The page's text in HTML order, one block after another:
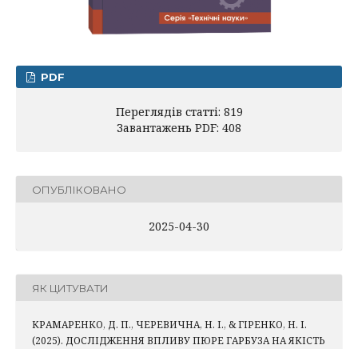
PDF
Переглядів статті: 819
Завантажень PDF: 408
ОПУБЛІКОВАНО
2025-04-30
ЯК ЦИТУВАТИ
КРАМАРЕНКО, Д. П., ЧЕРЕВИЧНА, Н. І., & ГІРЕНКО, Н. І.
(2025). ДОСЛІДЖЕННЯ ВПЛИВУ ПЮРЕ ГАРБУЗА НА ЯКІСТЬ